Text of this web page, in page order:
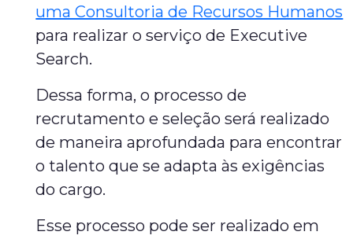
uma Consultoria de Recursos Humanos
para realizar o serviço de Executive
Search.
Dessa forma, o processo de
recrutamento e seleção será realizado
de maneira aprofundada para encontrar
o talento que se adapta às exigências
do cargo.
Esse processo pode ser realizado em